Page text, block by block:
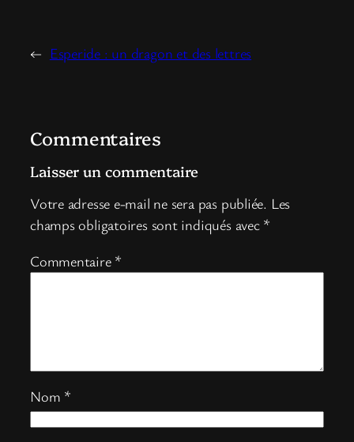
← Esperide : un dragon et des lettres
Commentaires
Laisser un commentaire
Votre adresse e-mail ne sera pas publiée. Les
champs obligatoires sont indiqués avec *
Commentaire *
Nom *